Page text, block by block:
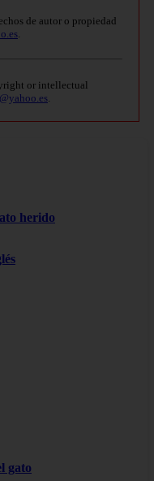
de autor o propiedad
or intellectual
herido
gato